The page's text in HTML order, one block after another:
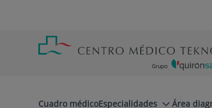
cabecera
Cuadro médicoEspecialidades Área